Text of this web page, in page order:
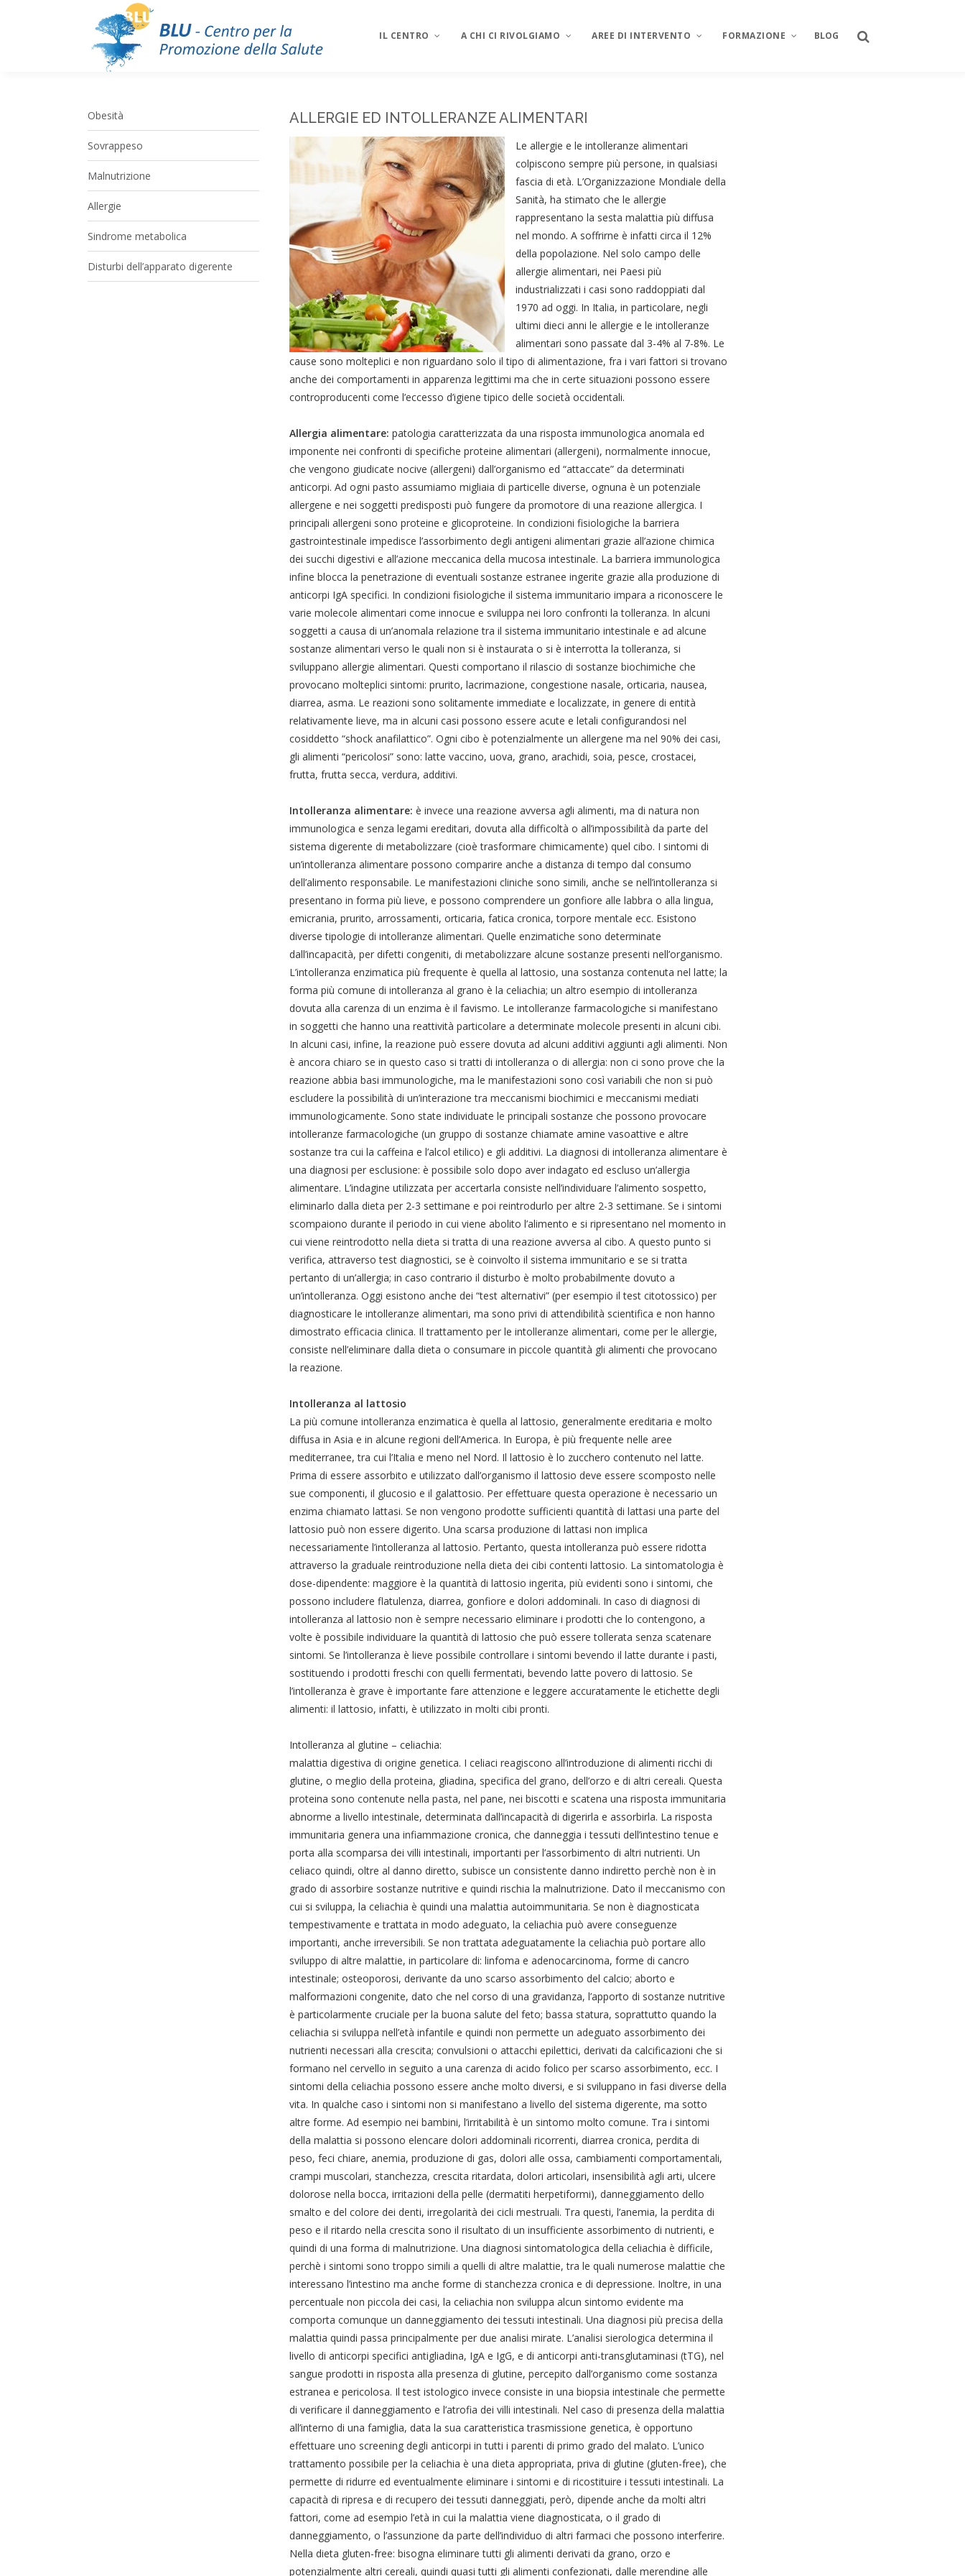
IL CENTRO A CHI CI RIVOLGIAMO AREE DI INTERVENTO FORMAZIONE BLOG
Obesità
Sovrappeso
Malnutrizione
Allergie
Sindrome metabolica
Disturbi dell’apparato digerente
ALLERGIE ED INTOLLERANZE ALIMENTARI
Le allergie e le intolleranze alimentari
colpiscono sempre più persone, in qualsiasi
fascia di età. L’Organizzazione Mondiale della
Sanità, ha stimato che le allergie
rappresentano la sesta malattia più diffusa
nel mondo. A soffrirne è infatti circa il 12%
della popolazione. Nel solo campo delle
allergie alimentari, nei Paesi più
industrializzati i casi sono raddoppiati dal
1970 ad oggi. In Italia, in particolare, negli
ultimi dieci anni le allergie e le intolleranze
alimentari sono passate dal 3-4% al 7-8%. Le
cause sono molteplici e non riguardano solo il tipo di alimentazione, fra i vari fattori si trovano
anche dei comportamenti in apparenza legittimi ma che in certe situazioni possono essere
controproducenti come l’eccesso d’igiene tipico delle società occidentali.
Allergia alimentare: patologia caratterizzata da una risposta immunologica anomala ed
imponente nei confronti di specifiche proteine alimentari (allergeni), normalmente innocue,
che vengono giudicate nocive (allergeni) dall’organismo ed “attaccate” da determinati
anticorpi. Ad ogni pasto assumiamo migliaia di particelle diverse, ognuna è un potenziale
allergene e nei soggetti predisposti può fungere da promotore di una reazione allergica. I
principali allergeni sono proteine e glicoproteine. In condizioni fisiologiche la barriera
gastrointestinale impedisce l’assorbimento degli antigeni alimentari grazie all’azione chimica
dei succhi digestivi e all’azione meccanica della mucosa intestinale. La barriera immunologica
infine blocca la penetrazione di eventuali sostanze estranee ingerite grazie alla produzione di
anticorpi IgA specifici. In condizioni fisiologiche il sistema immunitario impara a riconoscere le
varie molecole alimentari come innocue e sviluppa nei loro confronti la tolleranza. In alcuni
soggetti a causa di un’anomala relazione tra il sistema immunitario intestinale e ad alcune
sostanze alimentari verso le quali non si è instaurata o si è interrotta la tolleranza, si
sviluppano allergie alimentari. Questi comportano il rilascio di sostanze biochimiche che
provocano molteplici sintomi: prurito, lacrimazione, congestione nasale, orticaria, nausea,
diarrea, asma. Le reazioni sono solitamente immediate e localizzate, in genere di entità
relativamente lieve, ma in alcuni casi possono essere acute e letali configurandosi nel
cosiddetto “shock anafilattico”. Ogni cibo è potenzialmente un allergene ma nel 90% dei casi,
gli alimenti “pericolosi” sono: latte vaccino, uova, grano, arachidi, soia, pesce, crostacei,
frutta, frutta secca, verdura, additivi.
Intolleranza alimentare: è invece una reazione avversa agli alimenti, ma di natura non
immunologica e senza legami ereditari, dovuta alla difficoltà o all’impossibilità da parte del
sistema digerente di metabolizzare (cioè trasformare chimicamente) quel cibo. I sintomi di
un’intolleranza alimentare possono comparire anche a distanza di tempo dal consumo
dell’alimento responsabile. Le manifestazioni cliniche sono simili, anche se nell’intolleranza si
presentano in forma più lieve, e possono comprendere un gonfiore alle labbra o alla lingua,
emicrania, prurito, arrossamenti, orticaria, fatica cronica, torpore mentale ecc. Esistono
diverse tipologie di intolleranze alimentari. Quelle enzimatiche sono determinate
dall’incapacità, per difetti congeniti, di metabolizzare alcune sostanze presenti nell’organismo.
L’intolleranza enzimatica più frequente è quella al lattosio, una sostanza contenuta nel latte; la
forma più comune di intolleranza al grano è la celiachia; un altro esempio di intolleranza
dovuta alla carenza di un enzima è il favismo. Le intolleranze farmacologiche si manifestano
in soggetti che hanno una reattività particolare a determinate molecole presenti in alcuni cibi.
In alcuni casi, infine, la reazione può essere dovuta ad alcuni additivi aggiunti agli alimenti. Non
è ancora chiaro se in questo caso si tratti di intolleranza o di allergia: non ci sono prove che la
reazione abbia basi immunologiche, ma le manifestazioni sono così variabili che non si può
escludere la possibilità di un’interazione tra meccanismi biochimici e meccanismi mediati
immunologicamente. Sono state individuate le principali sostanze che possono provocare
intolleranze farmacologiche (un gruppo di sostanze chiamate amine vasoattive e altre
sostanze tra cui la caffeina e l’alcol etilico) e gli additivi. La diagnosi di intolleranza alimentare è
una diagnosi per esclusione: è possibile solo dopo aver indagato ed escluso un’allergia
alimentare. L’indagine utilizzata per accertarla consiste nell’individuare l’alimento sospetto,
eliminarlo dalla dieta per 2-3 settimane e poi reintrodurlo per altre 2-3 settimane. Se i sintomi
scompaiono durante il periodo in cui viene abolito l’alimento e si ripresentano nel momento in
cui viene reintrodotto nella dieta si tratta di una reazione avversa al cibo. A questo punto si
verifica, attraverso test diagnostici, se è coinvolto il sistema immunitario e se si tratta
pertanto di un’allergia; in caso contrario il disturbo è molto probabilmente dovuto a
un’intolleranza. Oggi esistono anche dei “test alternativi” (per esempio il test citotossico) per
diagnosticare le intolleranze alimentari, ma sono privi di attendibilità scientifica e non hanno
dimostrato efficacia clinica. Il trattamento per le intolleranze alimentari, come per le allergie,
consiste nell’eliminare dalla dieta o consumare in piccole quantità gli alimenti che provocano
la reazione.
Intolleranza al lattosio
La più comune intolleranza enzimatica è quella al lattosio, generalmente ereditaria e molto
diffusa in Asia e in alcune regioni dell’America. In Europa, è più frequente nelle aree
mediterranee, tra cui l’Italia e meno nel Nord. Il lattosio è lo zucchero contenuto nel latte.
Prima di essere assorbito e utilizzato dall’organismo il lattosio deve essere scomposto nelle
sue componenti, il glucosio e il galattosio. Per effettuare questa operazione è necessario un
enzima chiamato lattasi. Se non vengono prodotte sufficienti quantità di lattasi una parte del
lattosio può non essere digerito. Una scarsa produzione di lattasi non implica
necessariamente l’intolleranza al lattosio. Pertanto, questa intolleranza può essere ridotta
attraverso la graduale reintroduzione nella dieta dei cibi contenti lattosio. La sintomatologia è
dose-dipendente: maggiore è la quantità di lattosio ingerita, più evidenti sono i sintomi, che
possono includere flatulenza, diarrea, gonfiore e dolori addominali. In caso di diagnosi di
intolleranza al lattosio non è sempre necessario eliminare i prodotti che lo contengono, a
volte è possibile individuare la quantità di lattosio che può essere tollerata senza scatenare
sintomi. Se l’intolleranza è lieve possibile controllare i sintomi bevendo il latte durante i pasti,
sostituendo i prodotti freschi con quelli fermentati, bevendo latte povero di lattosio. Se
l’intolleranza è grave è importante fare attenzione e leggere accuratamente le etichette degli
alimenti: il lattosio, infatti, è utilizzato in molti cibi pronti.
Intolleranza al glutine – celiachia:
malattia digestiva di origine genetica. I celiaci reagiscono all’introduzione di alimenti ricchi di
glutine, o meglio della proteina, gliadina, specifica del grano, dell’orzo e di altri cereali. Questa
proteina sono contenute nella pasta, nel pane, nei biscotti e scatena una risposta immunitaria
abnorme a livello intestinale, determinata dall’incapacità di digerirla e assorbirla. La risposta
immunitaria genera una infiammazione cronica, che danneggia i tessuti dell’intestino tenue e
porta alla scomparsa dei villi intestinali, importanti per l’assorbimento di altri nutrienti. Un
celiaco quindi, oltre al danno diretto, subisce un consistente danno indiretto perchè non è in
grado di assorbire sostanze nutritive e quindi rischia la malnutrizione. Dato il meccanismo con
cui si sviluppa, la celiachia è quindi una malattia autoimmunitaria. Se non è diagnosticata
tempestivamente e trattata in modo adeguato, la celiachia può avere conseguenze
importanti, anche irreversibili. Se non trattata adeguatamente la celiachia può portare allo
sviluppo di altre malattie, in particolare di: linfoma e adenocarcinoma, forme di cancro
intestinale; osteoporosi, derivante da uno scarso assorbimento del calcio; aborto e
malformazioni congenite, dato che nel corso di una gravidanza, l’apporto di sostanze nutritive
è particolarmente cruciale per la buona salute del feto; bassa statura, soprattutto quando la
celiachia si sviluppa nell’età infantile e quindi non permette un adeguato assorbimento dei
nutrienti necessari alla crescita; convulsioni o attacchi epilettici, derivati da calcificazioni che si
formano nel cervello in seguito a una carenza di acido folico per scarso assorbimento, ecc. I
sintomi della celiachia possono essere anche molto diversi, e si sviluppano in fasi diverse della
vita. In qualche caso i sintomi non si manifestano a livello del sistema digerente, ma sotto
altre forme. Ad esempio nei bambini, l’irritabilità è un sintomo molto comune. Tra i sintomi
della malattia si possono elencare dolori addominali ricorrenti, diarrea cronica, perdita di
peso, feci chiare, anemia, produzione di gas, dolori alle ossa, cambiamenti comportamentali,
crampi muscolari, stanchezza, crescita ritardata, dolori articolari, insensibilità agli arti, ulcere
dolorose nella bocca, irritazioni della pelle (dermatiti herpetiformi), danneggiamento dello
smalto e del colore dei denti, irregolarità dei cicli mestruali. Tra questi, l’anemia, la perdita di
peso e il ritardo nella crescita sono il risultato di un insufficiente assorbimento di nutrienti, e
quindi di una forma di malnutrizione. Una diagnosi sintomatologica della celiachia è difficile,
perchè i sintomi sono troppo simili a quelli di altre malattie, tra le quali numerose malattie che
interessano l’intestino ma anche forme di stanchezza cronica e di depressione. Inoltre, in una
percentuale non piccola dei casi, la celiachia non sviluppa alcun sintomo evidente ma
comporta comunque un danneggiamento dei tessuti intestinali. Una diagnosi più precisa della
malattia quindi passa principalmente per due analisi mirate. L’analisi sierologica determina il
livello di anticorpi specifici antigliadina, IgA e IgG, e di anticorpi anti-transglutaminasi (tTG), nel
sangue prodotti in risposta alla presenza di glutine, percepito dall’organismo come sostanza
estranea e pericolosa. Il test istologico invece consiste in una biopsia intestinale che permette
di verificare il danneggiamento e l’atrofia dei villi intestinali. Nel caso di presenza della malattia
all’interno di una famiglia, data la sua caratteristica trasmissione genetica, è opportuno
effettuare uno screening degli anticorpi in tutti i parenti di primo grado del malato. L’unico
trattamento possibile per la celiachia è una dieta appropriata, priva di glutine (gluten-free), che
permette di ridurre ed eventualmente eliminare i sintomi e di ricostituire i tessuti intestinali. La
capacità di ripresa e di recupero dei tessuti danneggiati, però, dipende anche da molti altri
fattori, come ad esempio l’età in cui la malattia viene diagnosticata, o il grado di
danneggiamento, o l’assunzione da parte dell’individuo di altri farmaci che possono interferire.
Nella dieta gluten-free: bisogna eliminare tutti gli alimenti derivati da grano, orzo e
potenzialmente altri cereali, quindi quasi tutti gli alimenti confezionati, dalle merendine alle